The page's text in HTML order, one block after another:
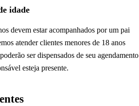
idade
devem estar acompanhados por um pai
atender clientes menores de 18 anos
ser dispensados de seu agendamento
esteja presente.